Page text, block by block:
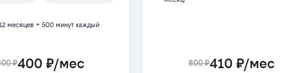
месяцев + 500 минут каждый
₽400 ₽/мес 800 ₽410 ₽/мес